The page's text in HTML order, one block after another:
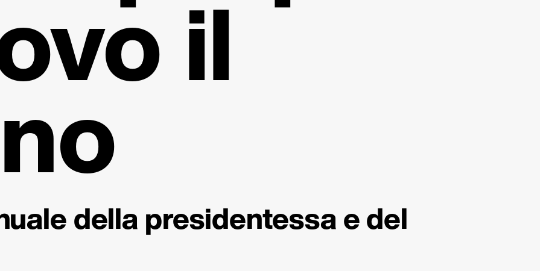
il
della presidentessa e del